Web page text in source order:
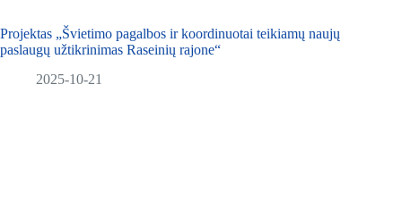
Projektas „Švietimo pagalbos ir koordinuotai teikiamų naujų
paslaugų užtikrinimas Raseinių rajone“
2025-10-21